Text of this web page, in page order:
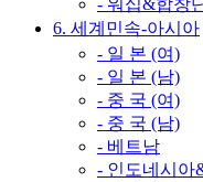
- 워십&합창
6. 세계민속-아시아
- 일 본 (여)
- 일 본 (남)
- 중 국 (여)
- 중 국 (남)
- 베트남
- 인도네시아